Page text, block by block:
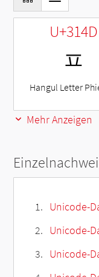
U+314D
ㅍ
Hangul Letter
Mehr Anzeigen
Unicode-
Unicode-
Unicode-